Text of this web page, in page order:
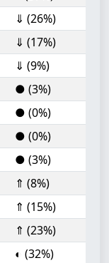
⇓ (26%)
⇓ (17%)
⇓ (9%)
● (3%)
● (0%)
● (0%)
● (3%)
⇑ (8%)
⇑ (15%)
⇑ (23%)
◐ (32%)